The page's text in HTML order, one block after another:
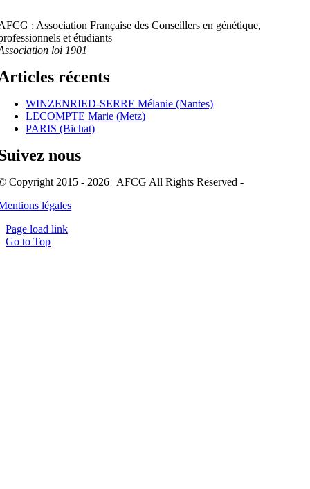
: Association Française des Conseillers en génétique,
et étudiants
loi 1901
récents
WINZENRIED-SERRE Mélanie (Nantes)
LECOMPTE Marie (Metz)
PARIS (Bichat)
nous
Copyright 2015 - 2026 | AFCG All Rights Reserved -
légales
Page load link
Go to Top